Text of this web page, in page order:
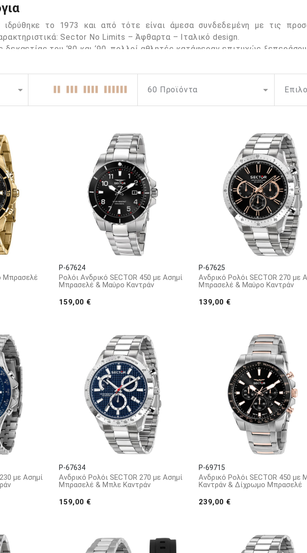
το 1973 και από τότε είναι άμεσα συνδεδεμένη με τις
Sector No Limits – Άφθαρτα – Ιταλικό design.
δεκαετίας του ‘80 και ‘90, πολλοί αθλητές κατάφεραν επιτυχώς
της Sector No Limits, κατορθώνοντας να επιτύχουν αξέχαστα ρεκόρ
Αυτά τα κατορθώματα έκαναν τη Sector No Limits ως την έκφραση της
άνδρες που αψηφούν τους εαυτούς τους.
Limits, συνεχίζει να υποστηρίζει τους δυναμικούς αθλητές που
τις προσωπικές τους προκλήσεις. Ως εκ τούτου, η Sector No
No Limits ενώνει τις δυνάμεις της με τον παγκόσμιο δευτεραθλητή
το παγκόσμιο πρωτάθλημα φορώντας φυσικά ρολόγια SECTOR!
Μπρασελέ
P-67624
Ρολόι Ανδρικό SECTOR 450 με Ασημί
Μπρασελέ & Μαύρο Καντράν
159,00 €
P-67625
Ανδρικό Ρολόι SECTOR 270 με
Μπρασελέ & Μαύρο Καντράν
139,00 €
με Ασημί
P-67634
Ανδρικό Ρολόι SECTOR 270 με Ασημί
Μπρασελέ & Μπλε Καντράν
159,00 €
P-69715
Ανδρικό Ρολόι SECTOR 450 με
Καντράν & Δίχρωμο Μπρασελέ
239,00 €